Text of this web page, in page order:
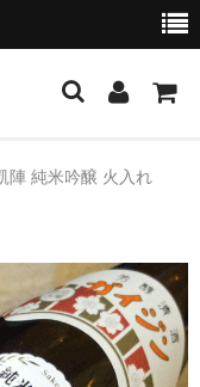
）
陣 純米吟醸 火入れ